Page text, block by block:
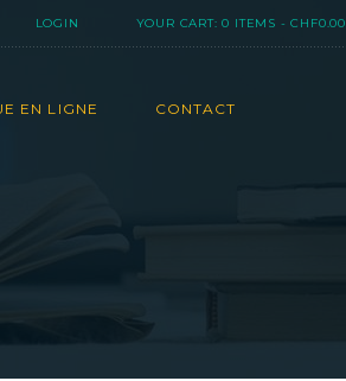
LOGIN YOUR CART: 0 ITEMS -CHF0.00
EN LIGNE CONTACT